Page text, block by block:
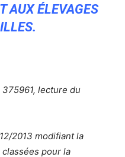
AUX ÉLEVAGES
375961, lecture du
2013 modifiant la
pour la